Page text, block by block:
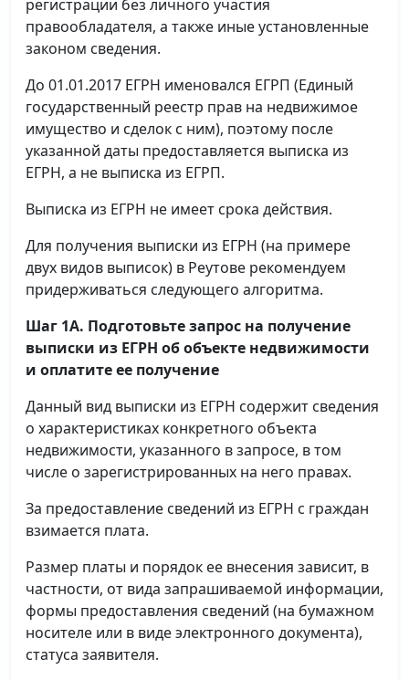
регистрации без личного участия
правообладателя, а также иные установленные
законом сведения.
До 01.01.2017 ЕГРН именовался ЕГРП (Единый
государственный реестр прав на недвижимое
имущество и сделок с ним), поэтому после
указанной даты предоставляется выписка из
ЕГРН, а не выписка из ЕГРП.
Выписка из ЕГРН не имеет срока действия.
Для получения выписки из ЕГРН (на примере
двух видов выписок) в Реутове рекомендуем
придерживаться следующего алгоритма.
Шаг 1А. Подготовьте запрос на получение
выписки из ЕГРН об объекте недвижимости
и оплатите ее получение
Данный вид выписки из ЕГРН содержит сведения
о характеристиках конкретного объекта
недвижимости, указанного в запросе, в том
числе о зарегистрированных на него правах.
За предоставление сведений из ЕГРН с граждан
взимается плата.
Размер платы и порядок ее внесения зависит, в
частности, от вида запрашиваемой информации,
формы предоставления сведений (на бумажном
носителе или в виде электронного документа),
статуса заявителя.